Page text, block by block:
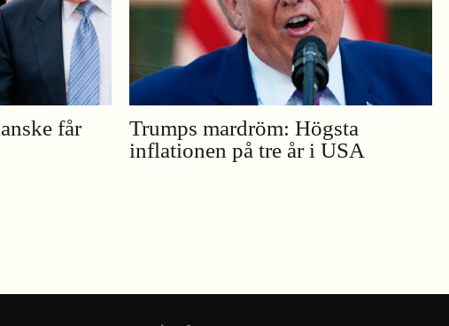
får
Trumps mardröm: Högsta
inflationen på tre år i USA